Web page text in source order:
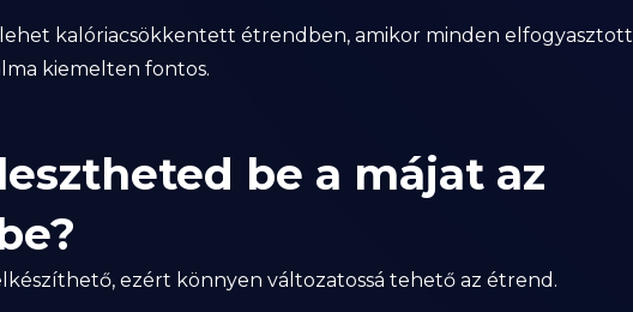
kalóriacsökkentett étrendben, amikor minden elfogyasztott
kiemelten fontos.
be a májat az
ezért könnyen változatossá tehető az étrend.